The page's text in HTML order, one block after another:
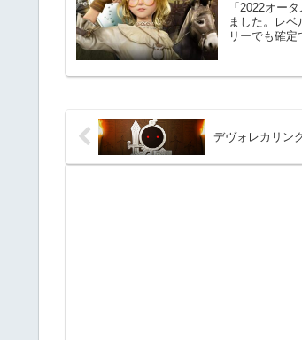
「2022オー
ました。レ
リーでも確
デヴォレカリン